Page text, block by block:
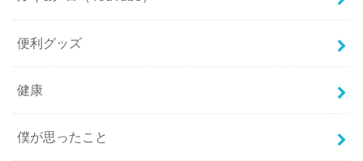
便利グッズ
健康
僕が思ったこと